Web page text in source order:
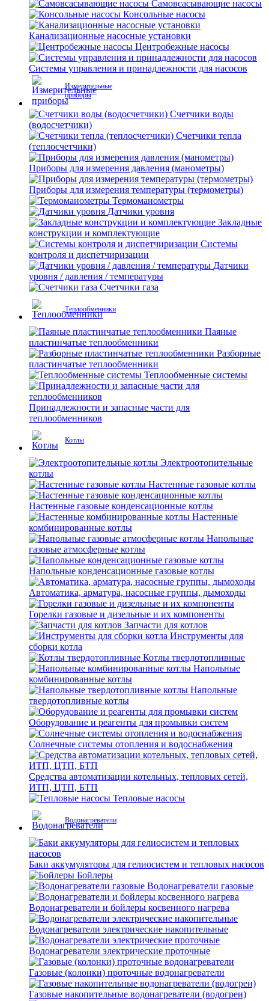
Самовсасывающие насосы
Консольные насосы
Канализационные насосные установки
Центробежные насосы
Системы управления и принадлежности для насосов
Измерительные
приборы
Счетчики воды
(водосчетчики)
Счетчики тепла
(теплосчетчики)
Приборы для измерения давления (манометры)
Приборы для измерения температуры (термометры)
Термоманометры
Датчики уровня
Закладные
конструкции и комплектующие
Системы
контроля и диспетчиризации
Датчики
уровня / давления / температуры
Счетчики газа
Теплообменники
Паяные
пластинчатые теплообменники
Разборные
пластинчатые теплообменники
Теплообменные системы
Принадлежности и запасные части для
теплообменников
Котлы
Электроотопительные
котлы
Настенные газовые котлы
Настенные газовые конденсационные котлы
Настенные
комбинированные котлы
Напольные
газовые атмосферные котлы
Напольные конденсационные газовые котлы
Автоматика, арматура, насосные группы, дымоходы
Горелки газовые и дизельные и их компоненты
Запчасти для котлов
Инструменты для
сборки котла
Котлы твердотопливные
Напольные
комбинированные котлы
Напольные
твердотопливные котлы
Оборудование и реагенты для промывки систем
Солнечные системы отопления и водоснабжения
Средства автоматизации котельных, тепловых сетей,
ИТП, ЦТП, БТП
Тепловые насосы
Водонагреватели
Баки аккумуляторы для гелиосистем и тепловых насосов
Бойлеры
Водонагреватели газовые
Водонагреватели и бойлеры косвенного нагрева
Водонагреватели электрические накопительные
Водонагреватели электрические проточные
Газовые (колонки) проточные водонагреватели
Газовые накопительные водонагреватели (водогреи)